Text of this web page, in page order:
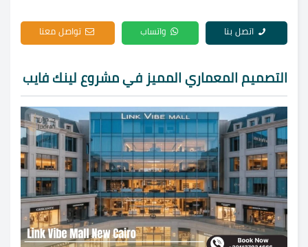
اتصل بنا واتساب تواصل معنا
التصميم المعماري المميز في مشروع لينك فايب